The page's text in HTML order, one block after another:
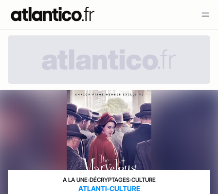
A LA UNE›DÉCRYPTAGES›CULTURE
ATLANTI-CULTURE